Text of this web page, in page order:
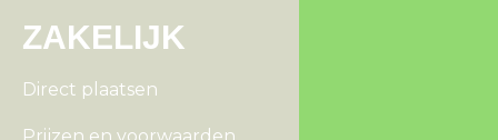
ZAKELIJK
Direct plaatsen
Prijzen en voorwaarden